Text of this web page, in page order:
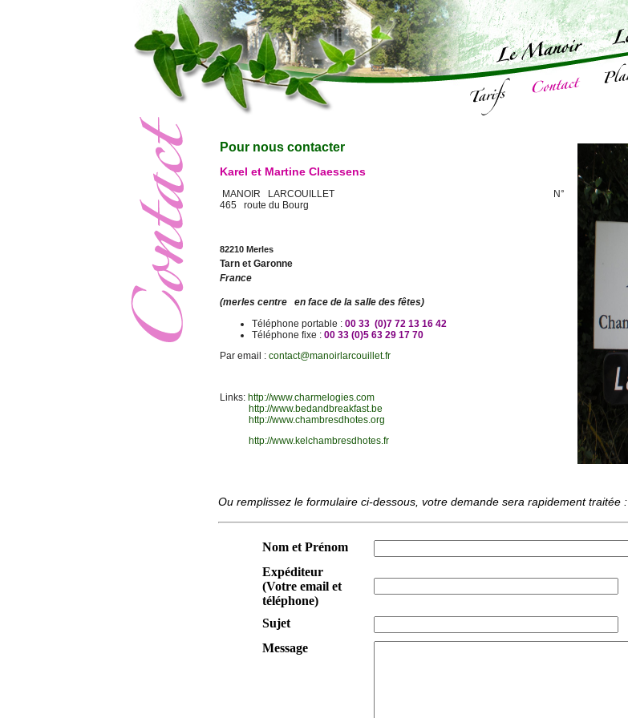
Pour nous contacter
Karel et Martine Claessens
MANOIR LARCOUILLET N°
465 route du Bourg
82210 Merles
Tarn et Garonne
France
(merles centre en face de la salle des fêtes)
Téléphone portable : 00 33 (0)7 72 13 16 42
Téléphone fixe : 00 33 (0)5 63 29 17 70
Par email : contact@manoirlarcouillet.fr
Links: http://www.charmelogies.com
http://www.bedandbreakfast.be
http://www.chambresdhotes.org
http://www.kelchambresdhotes.fr
Ou remplissez le formulaire ci-dessous, votre demande sera rapidement traitée :
Nom et Prénom
Expéditeur
(Votre email et
téléphone)
Sujet
Message